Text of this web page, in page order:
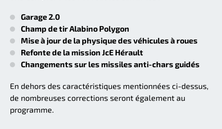
Garage 2.0
Champ de tir Alabino Polygon
Mise à jour de la physique des véhicules à roues
Refonte de la mission JcE Hérault
Changements sur les missiles anti-chars guidés
En dehors des caractéristiques mentionnées ci-dessus,
de nombreuses corrections seront également au
programme.